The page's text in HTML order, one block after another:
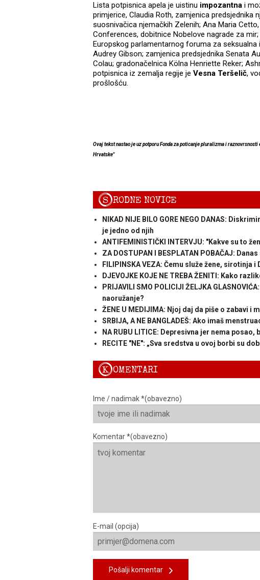
Lista potpisnica apela je uistinu impozantna i
primjerice, Claudia Roth, zamjenica predsjednika
suosnivačica njemačkih Zelenih; Ana Maria
Conferences, dobitnice Nobelove nagrade za
Europskog parlamentarnog foruma za
Audrey Gibson; zamjenica predsjednika Senata
Colau; gradonačelnica Kölna Henriette Reker;
potpisnica iz zemalja regije je Vesna Teršelič,
prošlošću.
Ovaj tekst nastao je uz potporu Fonda za poticanje pluralizma i
Hrvatske"
SRODNE NOVICE
NIKAD NIJE BILO GORE NEGO DANAS:
je jedno od njih
ANTIFEMINISTIČKI INTERVJU: "Kakve su to
ZA DOSTUPAN I BESPLATAN POBAČAJ:
FILIPINSKA VEZA: Čemu služe žene, sirotinja i
DJEVOJKE KOJE NE TREBA ŽENITI: Kako
PRIJAVILI SMO POLICIJI ŽELJKA
naoružanje?
ŽENE U MEDIJIMA: Njoj daj da piše o zabavi i
SRBIJA, A NE BANGLADEŠ: Ako imaš
NA RUBU LITICE: Depresivna jer nema
RECITE "NE": „Sva sredstva u ovoj borbi su
KOMENTARI
Ime / nadimak *(obavezno)
Komentar *(obavezno)
E-mail (opcija)
Pošalji komentar